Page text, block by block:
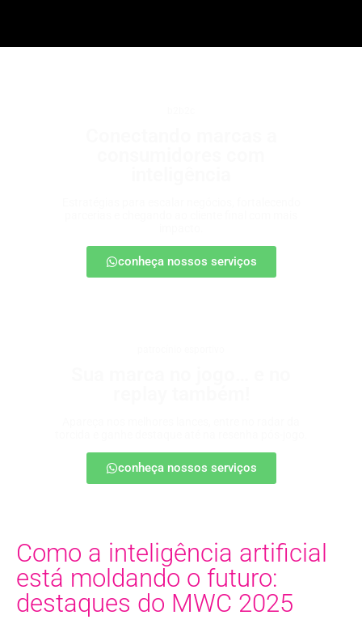
conheça nossos serviços
conheça nossos serviços
Como a inteligência artificial
está moldando o futuro:
destaques do MWC 2025